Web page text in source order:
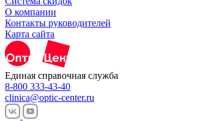
О компании
Контакты руководителей
Карта сайта
Единая справочная служба
8-800 333-43-40
clinica@optic-center.ru